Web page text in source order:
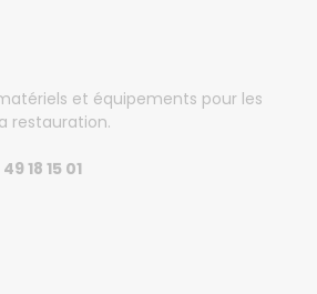
et équipements pour les
restauration.
18 15 01